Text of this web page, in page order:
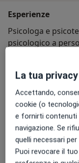
Esperienze
Psicologa e
psicologico a
divergenti in
La mia non è solo
massima
un'esperienza
prezioso lo
dei tempi e dei
La tua
Accettando,
cookie (o
e fornirti contenuti
navigazione. Se
quelli necessari
Puoi revocare il